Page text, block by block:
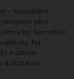
v nezvyklém
program plný
šermířské
aktivity. Na
a dávno
a dodávají